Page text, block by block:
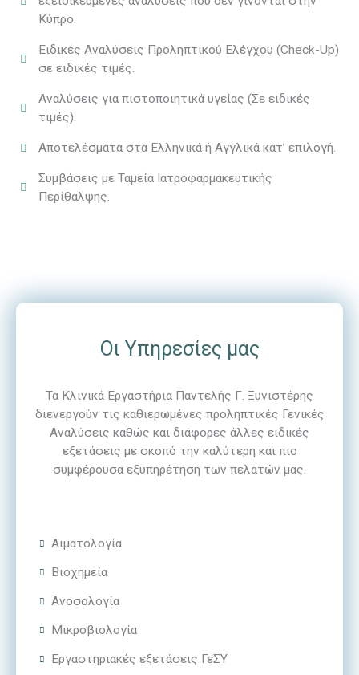
Κύπρο.
Ειδικές Αναλύσεις Προληπτικού Ελέγχου (Check-Up)
σε ειδικές τιμές.
Αναλύσεις για πιστοποιητικά υγείας (Σε ειδικές
τιμές).
Αποτελέσματα στα Ελληνικά ή Αγγλικά κατ’ επιλογή.
Συμβάσεις με Ταμεία Ιατροφαρμακευτικής
Περίθαλψης.
Οι Υπηρεσίες μας
Τα Κλινικά Εργαστήρια Παντελής Γ. Ξυνιστέρης
διενεργούν τις καθιερωμένες προληπτικές Γενικές
Αναλύσεις καθώς και διάφορες άλλες ειδικές
εξετάσεις με σκοπό την καλύτερη και πιο
συμφέρουσα εξυπηρέτηση των πελατών μας.
Aιματολογία
Βιοχημεία
Ανοσολογία
Μικροβιολογία
Εργαστηριακές εξετάσεις ΓεΣΥ